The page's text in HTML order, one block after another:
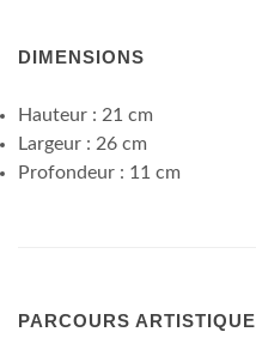
DIMENSIONS
Hauteur : 21 cm
Largeur : 26 cm
Profondeur : 11 cm
PARCOURS ARTISTIQUE